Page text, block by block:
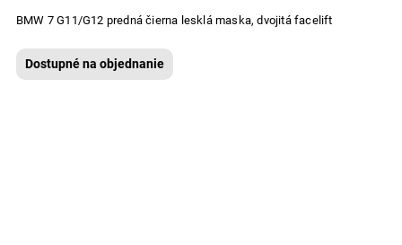
BMW 7 G11/G12 predná čierna lesklá maska, dvojitá facelift
Dostupné na objednanie